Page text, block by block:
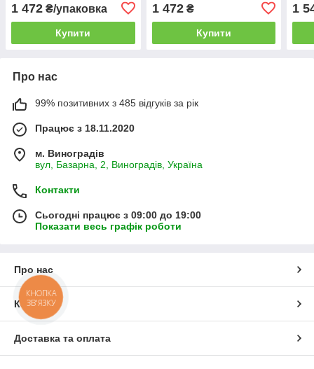
1 472 ₴/упаковка
Купити
1 472₴
Купити
1
Про нас
99% позитивних з 485 відгуків за рік
Працює з 18.11.2020
м. Виноградів
вул, Базарна, 2, Виноградів, Україна
Контакти
Сьогодні працює з 09:00 до 19:00
Показати весь графік роботи
Про нас
Контакти
Доставка та оплата
КНОПКА
ЗВ'ЯЗКУ